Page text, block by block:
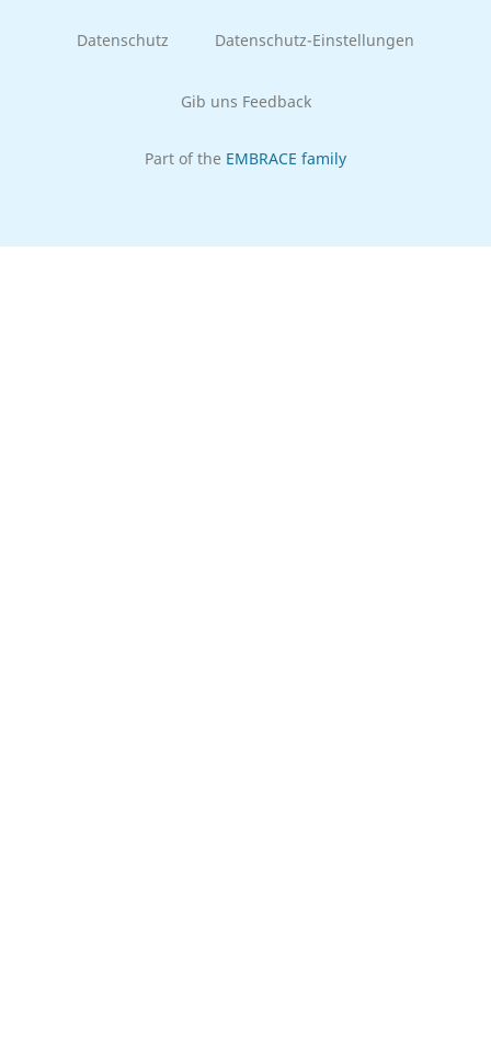
Datenschutz Datenschutz-Einstellungen
Gib uns Feedback
Part of the EMBRACE family